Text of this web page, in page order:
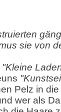
sie von
"Kleine
Pelz in
wer als